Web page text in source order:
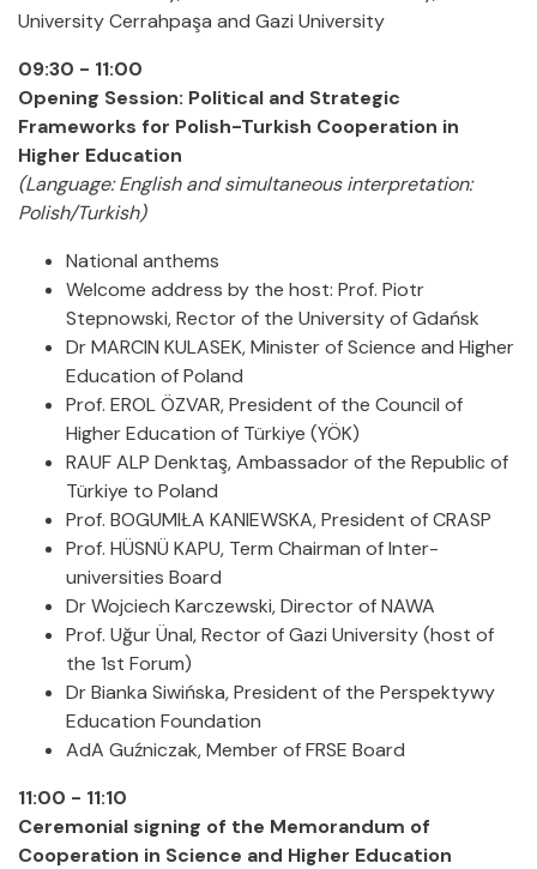
University Cerrahpaşa and Gazi University
09:30 - 11:00
Opening Session: Political and Strategic
Frameworks for Polish-Turkish Cooperation in
Higher Education
(Language: English and simultaneous interpretation:
Polish/Turkish)
National anthems
Welcome address by the host: Prof. Piotr
Stepnowski, Rector of the University of Gdańsk
Dr MARCIN KULASEK, Minister of Science and Higher
Education of Poland
Prof. EROL ÖZVAR, President of the Council of
Higher Education of Türkiye (YÖK)
RAUF ALP Denktaş, Ambassador of the Republic of
Türkiye to Poland
Prof. BOGUMIŁA KANIEWSKA, President of CRASP
Prof. HÜSNÜ KAPU, Term Chairman of Inter-
universities Board
Dr Wojciech Karczewski, Director of NAWA
Prof. Uğur Ünal, Rector of Gazi University (host of
the 1st Forum)
Dr Bianka Siwińska, President of the Perspektywy
Education Foundation
AdA Guźniczak, Member of FRSE Board
11:00 - 11:10
Ceremonial signing of the Memorandum of
Cooperation in Science and Higher Education